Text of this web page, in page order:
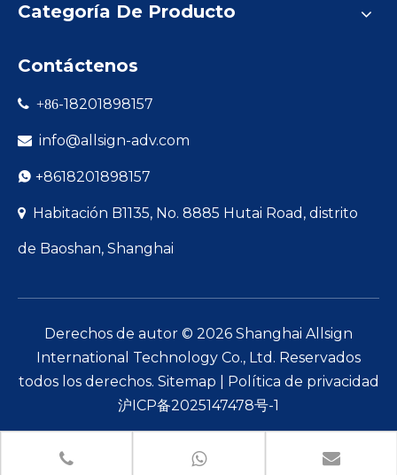
Categoría De Producto
Contáctenos
 +86-18201898157
 info@allsign-adv.com
 +8618201898157
 Habitación B1135, No. 8885 Hutai Road, distrito
de Baoshan, Shanghai
Derechos de autor © 2026 Shanghai Allsign
International Technology Co., Ltd. Reservados
todos los derechos. Sitemap
Política de privacidad
沪ICP备2025147478号-1